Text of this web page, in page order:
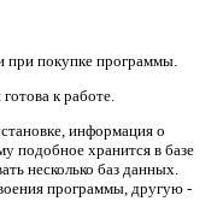
покупке программы.
к работе.
информация о
подобное хранится в базе
несколько баз данных.
программы, другую -